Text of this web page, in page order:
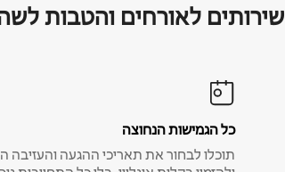
שירותים לאורחים והטבות
כל הגמישות הנחוצה
תוכלו לבחור את תאריכי ההגעה והעזיבה